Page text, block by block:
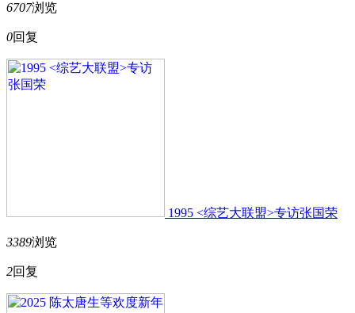
6707浏览
0回复
1995 <综艺大联盟>专访张国荣
3389浏览
2回复